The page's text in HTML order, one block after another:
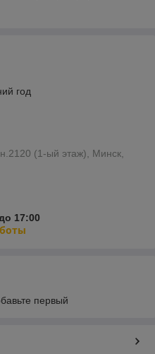
покупку по
заказом
год
(1-ый этаж), Минск,
17:00
первый